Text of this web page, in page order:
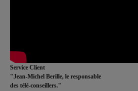
Service Client
"Jean-Michel Berille, le responsable
des télé-conseillers."